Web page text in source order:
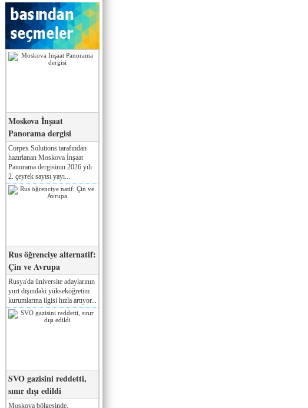
Moskova İnşaat
Panorama dergisi
Corpex Solutions tarafından
hazırlanan Moskova İnşaat
Panorama dergisinin 2026 yılı
2. çeyrek sayısı yayı...
Rus öğrenciye alternatif:
Çin ve Avrupa
Rusya'da üniversite adaylarının
yurt dışındaki yükseköğretim
kurumlarına ilgisi hızla artıyor...
SVO gazisini reddetti,
sınır dışı edildi
Moskova bölgesinde,